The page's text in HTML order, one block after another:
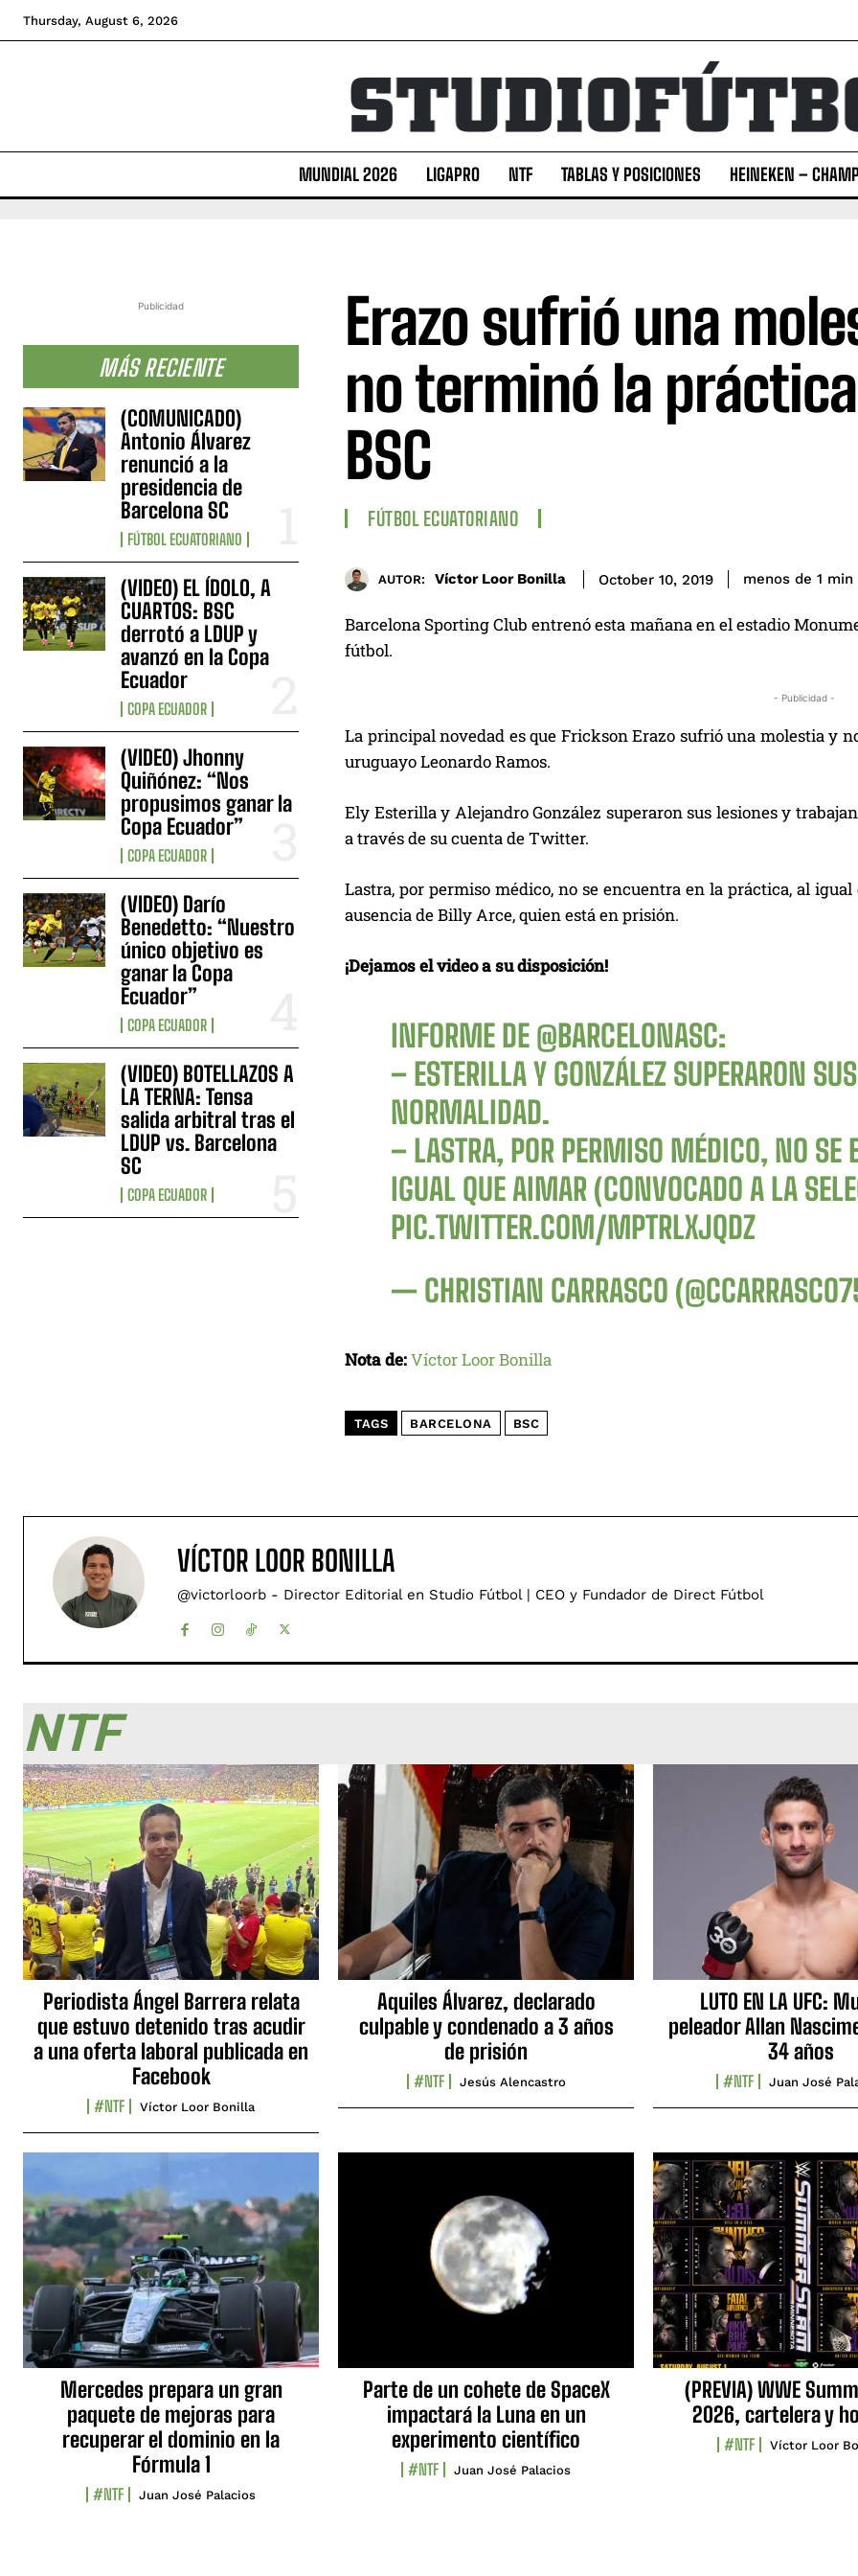
Thursday, August 6, 2026
MUNDIAL 2026 LIGAPRO NTF TABLAS Y POSICIONES HEINEKEN –
Publicidad
MÁS RECIENTE
(COMUNICADO)
Antonio Álvarez
renunció a la
presidencia de
Barcelona SC
FÚTBOL ECUATORIANO
(VIDEO) EL ÍDOLO, A
CUARTOS: BSC
derrotó a LDUP y
avanzó en la Copa
Ecuador
COPA ECUADOR
(VIDEO) Jhonny
Quiñónez: “Nos
propusimos ganar la
Copa Ecuador”
COPA ECUADOR
(VIDEO) Darío
Benedetto: “Nuestro
único objetivo es
ganar la Copa
Ecuador”
COPA ECUADOR
(VIDEO) BOTELLAZOS A
LA TERNA: Tensa
salida arbitral tras el
LDUP vs. Barcelona
SC
COPA ECUADOR
Erazo sufrió una
no terminó la
BSC
FÚTBOL ECUATORIANO
AUTOR: Víctor Loor Bonilla October 10, 2019 menos de 1 min
Barcelona Sporting Club entrenó esta mañana en el estadio
fútbol.
- Publicidad -
La principal novedad es que Frickson Erazo sufrió una molestia y
uruguayo Leonardo Ramos.
Ely Esterilla y Alejandro González superaron sus lesiones y
a través de su cuenta de Twitter.
Lastra, por permiso médico, no se encuentra en la práctica, al
ausencia de Billy Arce, quien está en prisión.
¡Dejamos el video a su disposición!
INFORME DE @BARCELONASC:
– ESTERILLA Y GONZÁLEZ SUPERARON
NORMALIDAD.
– LASTRA, POR PERMISO MÉDICO, NO SE
IGUAL QUE AIMAR (CONVOCADO A LA
PIC.TWITTER.COM/MPTRLXJQDZ
— CHRISTIAN CARRASCO
Nota de:Víctor Loor Bonilla
TAGS BARCELONA BSC
VÍCTOR LOOR BONILLA
@victorloorb - Director Editorial en Studio Fútbol | CEO y Fundador de Direct Fútbol
NTF
Periodista Ángel Barrera relata
que estuvo detenido tras acudir
a una oferta laboral publicada en
Facebook
#NTF Víctor Loor Bonilla
Aquiles Álvarez, declarado
culpable y condenado a 3 años
de prisión
#NTF Jesús Alencastro
LUTO EN LA UFC:
peleador Allan
34 años
#NTF Juan José
Mercedes prepara un gran
paquete de mejoras para
recuperar el dominio en la
Fórmula 1
#NTF Juan José Palacios
Parte de un cohete de SpaceX
impactará la Luna en un
experimento científico
#NTF Juan José Palacios
(PREVIA) WWE
2026, cartelera y
#NTF Víctor Loor